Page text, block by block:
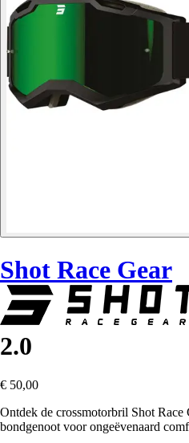
Shot Race Gear
2.0
€ 50,00
Ontdek de crossmotorbril Shot Race
bondgenoot voor ongeëvenaard